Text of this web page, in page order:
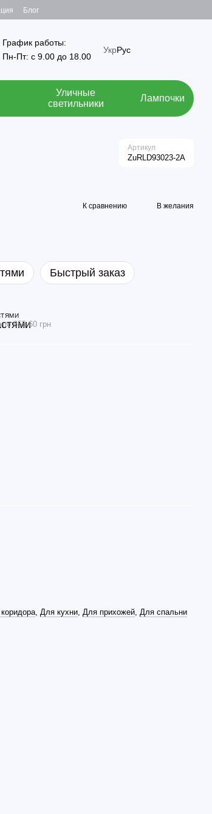
Блог
График работы:
Пн-Пт: с 9.00 до 18.00
УкрРус
Уличные
светильники
Лампочки
Артикул
ZuRLD93023-2A
К сравнению В желания
Быстрый заказ
855.60 грн
, Для кухни, Для прихожей, Для спальни